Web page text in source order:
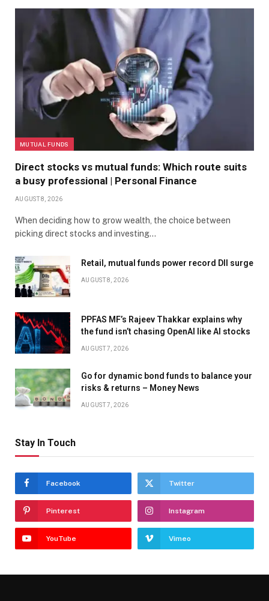
MUTUAL FUNDS
Direct stocks vs mutual funds: Which route suits
a busy professional | Personal Finance
AUGUST 8, 2026
When deciding how to grow wealth, the choice between
picking direct stocks and investing…
Retail, mutual funds power record DII surge
AUGUST 8, 2026
PPFAS MF’s Rajeev Thakkar explains why
the fund isn’t chasing OpenAI like AI stocks
AUGUST 7, 2026
Go for dynamic bond funds to balance your
risks & returns – Money News
AUGUST 7, 2026
Stay In Touch
Facebook Twitter
Pinterest Instagram
YouTube Vimeo